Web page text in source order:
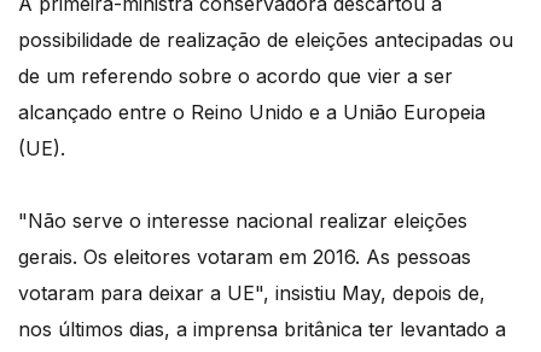
possibilidade de realização de eleições antecipadas ou
de um referendo sobre o acordo que vier a ser
alcançado entre o Reino Unido e a União Europeia
(UE).
"Não serve o interesse nacional realizar eleições
gerais. Os eleitores votaram em 2016. As pessoas
votaram para deixar a UE", insistiu May, depois de,
nos últimos dias, a imprensa britânica ter levantado a